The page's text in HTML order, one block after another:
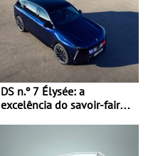
DS n.º 7 Élysée: a
excelência do savoir-faire